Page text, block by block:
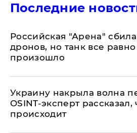
Последние
​Российская "Арена"
дронов, но танк все равно
произошло
​Украину накрыла волна
OSINT-эксперт рассказал,
происходит